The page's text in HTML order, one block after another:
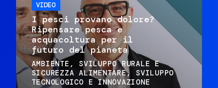
VIDEO
I pesci provano dolore?
Ripensare pesca e
acquacoltura per il
futuro del pianeta
AMBIENTE
SVILUPPO RURALE E
SICUREZZA ALIMENTARE
SVILUPPO
TECNOLOGICO E INNOVAZIONE